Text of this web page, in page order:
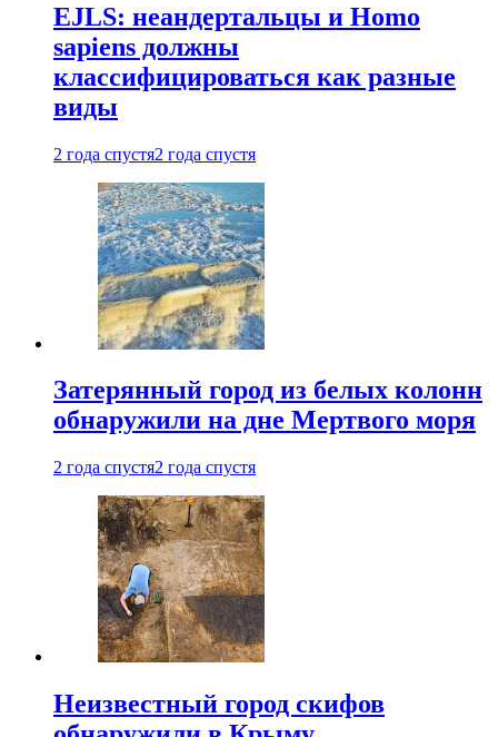
EJLS: неандертальцы и Homo
sapiens должны
классифицироваться как разные
виды
2 года спустя2 года спустя
Затерянный город из белых колонн
обнаружили на дне Мертвого моря
2 года спустя2 года спустя
Неизвестный город скифов